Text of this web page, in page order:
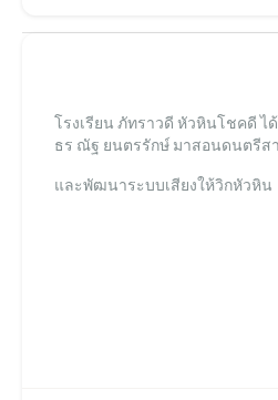
โรงเรียนภัทราวดี หัวหิน แผนกมัธยม Patravadi School Huahin
โรงเรียน ภัทราวดี หัวหินโชคดี
ธร ณัฐ ยนตรรักษ์ มาสอนดนตรีส
และพัฒนาระบบเสียงให้วิกหัวหิน